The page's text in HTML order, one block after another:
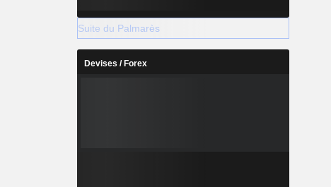
Suite du Palmarès
Devises / Forex